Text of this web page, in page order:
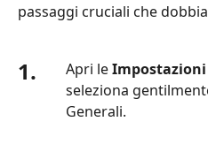
passaggi cruciali che
1. Apri leImpostazioni
seleziona
Generali.